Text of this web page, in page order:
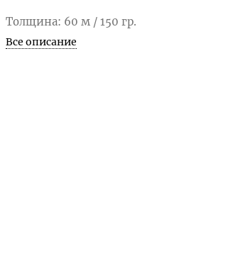
Толщина: 60 м / 150 гр.
Все описание